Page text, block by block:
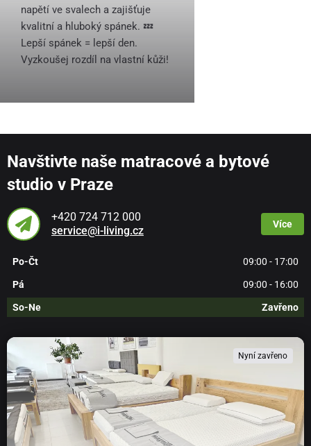
napětí ve svalech a zajišťuje
kvalitní a hluboký spánek. 💤
Lepší spánek = lepší den.
Vyzkoušej rozdíl na vlastní kůži!
Navštivte naše matracové a bytové
studio v Praze
+420 724 712 000
service@i-living.cz
Více
Po-Čt 09:00 - 17:00
Pá 09:00 - 16:00
So-Ne Zavřeno
Nyní zavřeno